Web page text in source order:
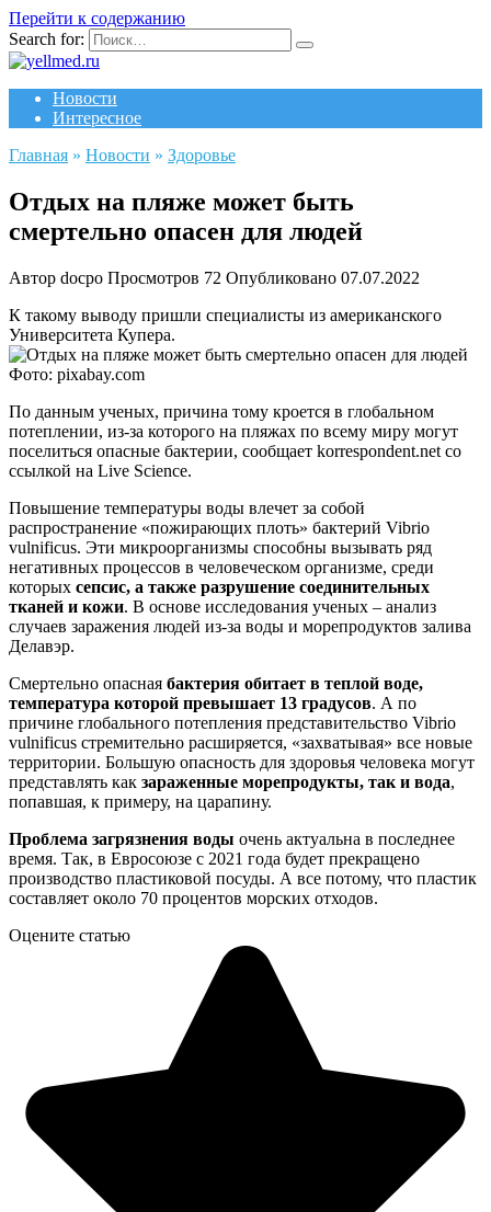
Перейти к содержанию
Search for:
Новости
Интересное
Главная » Новости » Здоровье
Отдых на пляже может быть
смертельно опасен для людей
Автор docpo Просмотров 72 Опубликовано 07.07.2022
К такому выводу пришли специалисты из американского
Университета Купера.
Фото: pixabay.com
По данным ученых, причина тому кроется в глобальном
потеплении, из-за которого на пляжах по всему миру могут
поселиться опасные бактерии, сообщает korrespondent.net со
ссылкой на Live Science.
Повышение температуры воды влечет за собой
распространение «пожирающих плоть» бактерий Vibrio
vulnificus. Эти микроорганизмы способны вызывать ряд
негативных процессов в человеческом организме, среди
которых сепсис, а также разрушение соединительных
тканей и кожи. В основе исследования ученых – анализ
случаев заражения людей из-за воды и морепродуктов залива
Делавэр.
Смертельно опасная бактерия обитает в теплой воде,
температура которой превышает 13 градусов. А по
причине глобального потепления представительство Vibrio
vulnificus стремительно расширяется, «захватывая» все новые
территории. Большую опасность для здоровья человека могут
представлять как зараженные морепродукты, так и вода,
попавшая, к примеру, на царапину.
Проблема загрязнения воды очень актуальна в последнее
время. Так, в Евросоюзе с 2021 года будет прекращено
производство пластиковой посуды. А все потому, что пластик
составляет около 70 процентов морских отходов.
Оцените статью